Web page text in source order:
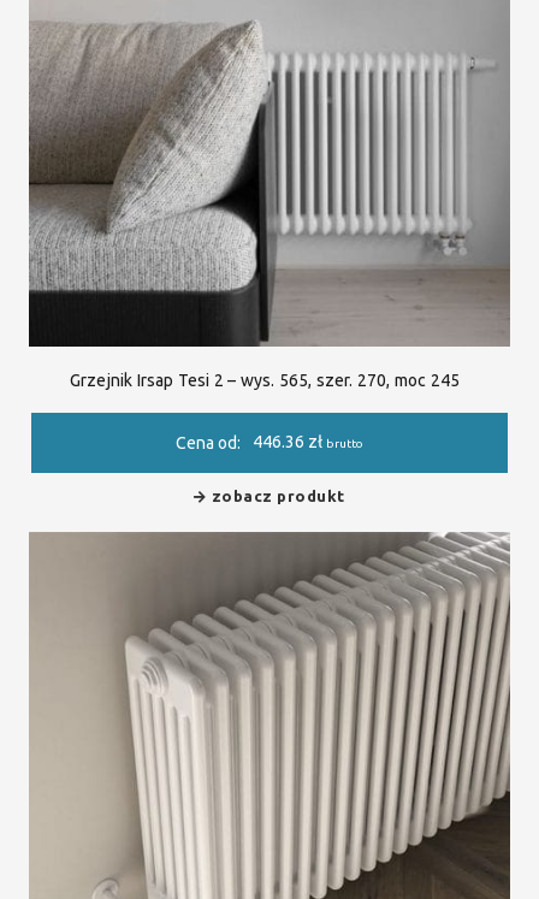
Grzejnik Irsap Tesi 2 – wys. 565, szer. 270, moc 245
Cena od: 446.36 zł brutto
zobacz produkt